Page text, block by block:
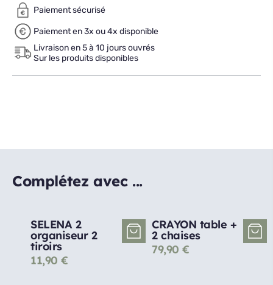
Paiement sécurisé
Paiement en 3x ou 4x disponible
Livraison en 5 à 10 jours ouvrés
Sur les produits disponibles
Complétez avec ...
SELENA 2
organiseur 2
tiroirs
11,90 €
CRAYON table +
2 chaises
79,90 €